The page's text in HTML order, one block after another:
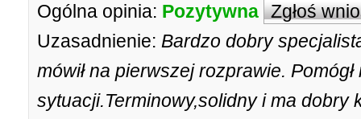
Ogólna opinia: Pozytywna Zgłoś
Uzasadnienie: Bardzo dobry
mówił na pierwszej rozprawie.
sytuacji.Terminowy,solidny i ma dobry